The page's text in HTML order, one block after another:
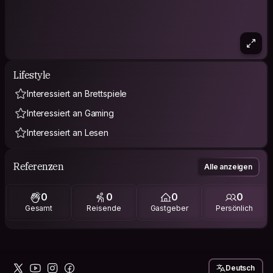
Lifestyle
Interessiert an Brettspiele
Interessiert an Gaming
Interessiert an Lesen
Referenzen Alle anzeigen
0
Gesamt
0
Reisende
0
Gastgeber
0
Persönlich
Deutsch